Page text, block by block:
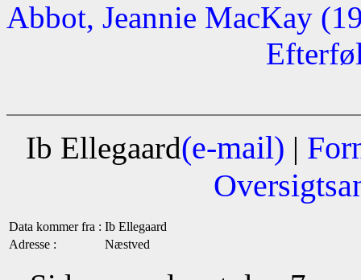
Abbot, Jeannie MacKay
Ib Ellegaard(e-mail) |
Data kommer fra : Ib Ellegaard
Adresse :
Næstved